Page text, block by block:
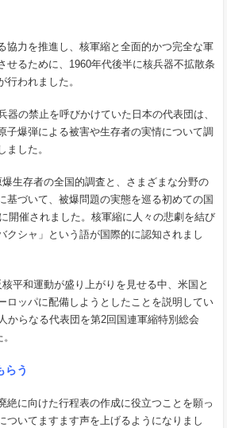
協力を推進し、核軍縮と全面的かつ完全な軍
せるために、1960年代後半に核兵器不拡散条
行われました。
器の禁止を呼びかけていた日本の代表団は、
子爆弾による被害や生存者の実情について調
ました。
生存者の全国的調査と、さまざまな分野の
基づいて、被爆問題の実態を巡る初めての国
開催されました。核軍縮に人々の悲劇を結び
クシャ」という語が国際的に認知されまし
平和運動が盛り上がりを見せる中、米国と
ロッパに配備しようとしたことを説明してい
からなる代表団を第2回国連軍縮特別総会
らう
絶に向けた行程表の作成に役立つことを願っ
ついてますます声を上げるようになりまし